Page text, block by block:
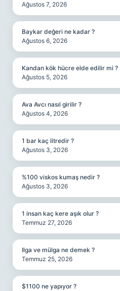
Ağustos 7, 2026
Baykar değeri ne kadar ?
Ağustos 6, 2026
Kandan kök hücre elde edilir mi ?
Ağustos 5, 2026
Ava Avcı nasıl girilir ?
Ağustos 4, 2026
1 bar kaç litredir ?
Ağustos 3, 2026
%100 viskos kumaş nedir ?
Ağustos 3, 2026
1 insan kaç kere aşık olur ?
Temmuz 27, 2026
Ilga ve mülga ne demek ?
Temmuz 25, 2026
$1100 ne yapıyor ?